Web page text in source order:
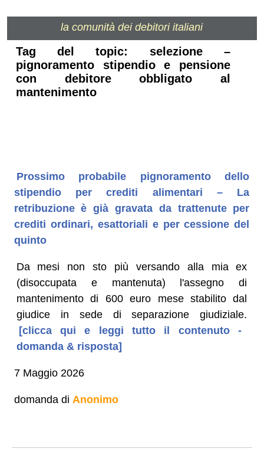
la comunità dei debitori italiani
Tag del topic: selezione –
pignoramento stipendio e pensione
con debitore obbligato al
mantenimento
Prossimo probabile pignoramento dello
stipendio per crediti alimentari – La
retribuzione è già gravata da trattenute per
crediti ordinari, esattoriali e per cessione del
quinto
Da mesi non sto più versando alla mia ex
(disoccupata e mantenuta) l'assegno di
mantenimento di 600 euro mese stabilito dal
giudice in sede di separazione giudiziale.
[clicca qui e leggi tutto il contenuto -
domanda & risposta]
7 Maggio 2026
domanda di Anonimo